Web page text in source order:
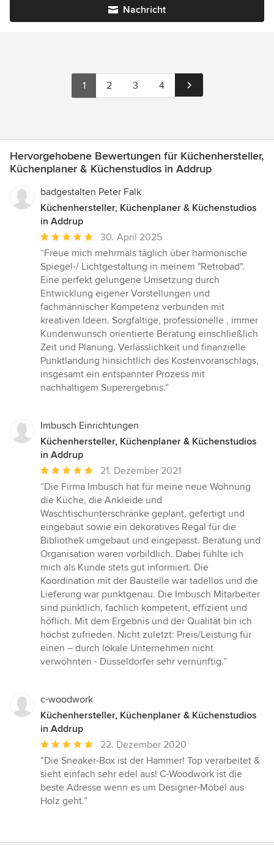
Nachricht
1 2 3 4
Hervorgehobene Bewertungen für Küchenhersteller,
Küchenplaner & Küchenstudios in Addrup
badgestalten Peter Falk
Küchenhersteller, Küchenplaner & Küchenstudios
in Addrup
Durchschnittliche
Bewertung:
5
von
5
Sternen
30. April 2025
“Freue mich mehrmals täglich über harmonische
Spiegel-/ Lichtgestaltung in meinem "Retrobad".
Eine perfekt gelungene Umsetzung durch
Entwicklung eigener Vorstellungen und
fachmännischer Kompetenz verbunden mit
kreativen Ideen. Sorgfältige, professionelle , immer
Kundenwunsch orientierte Beratung einschließlich
Zeit und Planung. Verlässlichkeit und finanzielle
Punktlandung hinsichtlich des Kostenvoranschlags,
insgesamt ein entspannter Prozess mit
nachhaltigem Superergebnis.”
Imbusch Einrichtungen
Küchenhersteller, Küchenplaner & Küchenstudios
in Addrup
Durchschnittliche
Bewertung:
5
von
5
Sternen
21. Dezember 2021
“Die Firma Imbusch hat für meine neue Wohnung
die Küche, die Ankleide und
Waschtischunterschränke geplant, gefertigt und
eingebaut sowie ein dekoratives Regal für die
Bibliothek umgebaut und eingepasst. Beratung und
Organisation waren vorbildlich. Dabei fühlte ich
mich als Kunde stets gut informiert. Die
Koordination mit der Baustelle war tadellos und die
Lieferung war punktgenau. Die Imbusch Mitarbeiter
sind pünktlich, fachlich kompetent, effizient und
höflich. Mit dem Ergebnis und der Qualität bin ich
höchst zufrieden. Nicht zuletzt: Preis/Leistung für
einen – durch lokale Unternehmen nicht
verwöhnten - Düsseldorfer sehr vernünftig.”
c-woodwork
Küchenhersteller, Küchenplaner & Küchenstudios
in Addrup
Durchschnittliche
Bewertung:
5
von
5
22. Dezember 2020
“Die Sneaker-Box ist der Hammer! Top verarbeitet &
sieht einfach sehr edel aus! C-Woodwork ist die
beste Adresse wenn es um Designer-Möbel aus
Holz geht.”